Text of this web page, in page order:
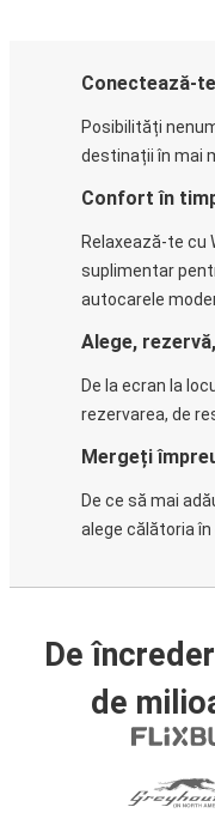
Conectează-
Posibilități
destinații în mai
Confort în
Relaxează-te cu
suplimentar
autocarele
Alege,
De la ecran la
rezervarea, de
Mergeți
De ce să mai
alege călătoria în
De
de